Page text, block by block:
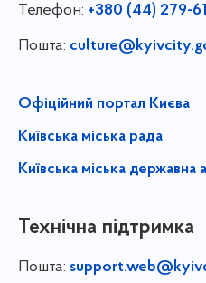
Телефон: +380 (44) 279-
Пошта:
Офіційний портал Києва
Київська міська рада
Київська міська державна
Технічна підтримка
Пошта: